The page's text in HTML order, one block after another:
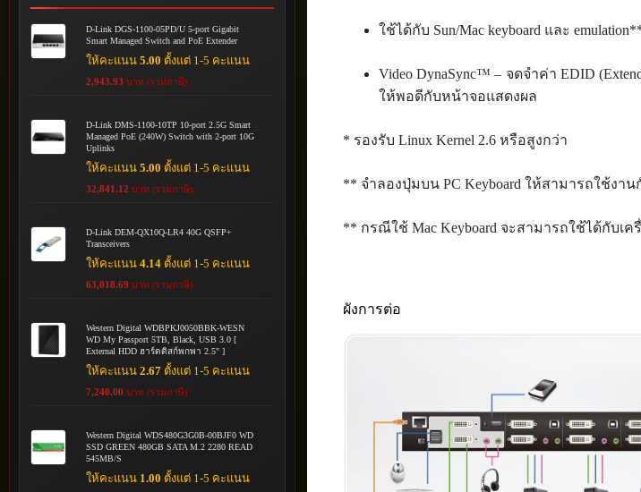
ใช้ได้กับ Sun/Mac keyboard และ
Video DynaSync™ – จดจำค่า EDID
ให้พอดีกับหน้าจอแสดงผล
* รองรับ Linux Kernel 2.6 หรือสูงกว่า
** จำลองปุ่มบน PC Keyboard ให้สามารถใช้งาน
** กรณีใช้ Mac Keyboard จะสามารถใช้ได้กับเค
ผังการต่อ
D-Link DGS-1100-05PD/U 5-port Gigabit
Smart Managed Switch and PoE Extender
ให้คะแนน5.00 ตั้งแต่ 1-5 คะแนน
2,943.93 บาท (รวมภาษี)
D-Link DMS-1100-10TP 10-port 2.5G Smart
Managed PoE (240W) Switch with 2-port 10G
Uplinks
ให้คะแนน5.00 ตั้งแต่ 1-5 คะแนน
32,841.12 บาท (รวมภาษี)
D-Link DEM-QX10Q-LR4 40G QSFP+
Transceivers
ให้คะแนน4.14 ตั้งแต่ 1-5 คะแนน
63,018.69 บาท (รวมภาษี)
Western Digital WDBPKJ0050BBK-WESN
WD My Passport 5TB, Black, USB 3.0 [
External HDD ฮาร์ดดิสก์พกพา 2.5" ]
ให้คะแนน2.67 ตั้งแต่ 1-5 คะแนน
7,240.00 บาท (รวมภาษี)
Western Digital WDS480G3G0B-00BJF0 WD
SSD GREEN 480GB SATA M.2 2280 READ
545MB/S
ให้คะแนน 1.00 ตั้งแต่ 1-5 คะแนน